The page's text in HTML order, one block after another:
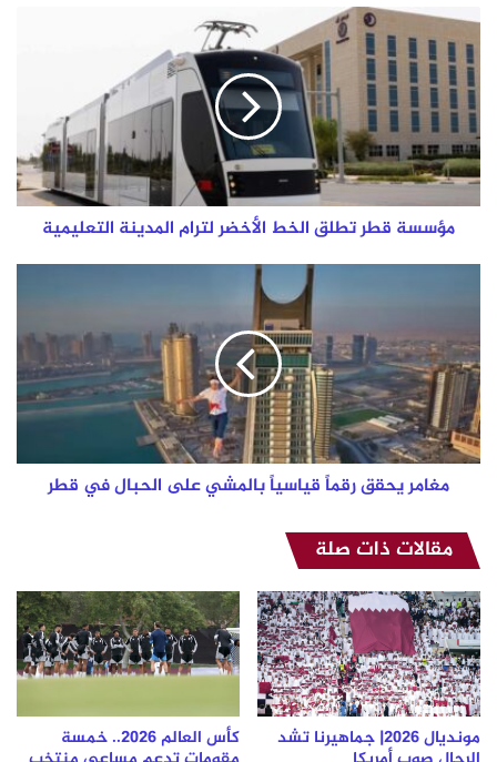
مؤسسة
قطر
تطلق
الخط
الأخضر
لترام
المدينة
التعليمية
مؤسسة قطر تطلق الخط الأخضر لترام المدينة التعليمية
مغامر
قياسياً
بالمشي
على
الحبال
في
قطر
مغامر يحقق رقماً قياسياً بالمشي على الحبال في قطر
مقالات ذات صلة
مونديال 2026| جماهيرنا تشد كأس العالم 2026.. خمسة